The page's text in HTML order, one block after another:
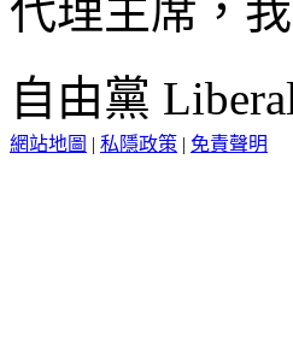
代理主席，
自由黨
網站地圖 | 私隱政策 | 免責聲明